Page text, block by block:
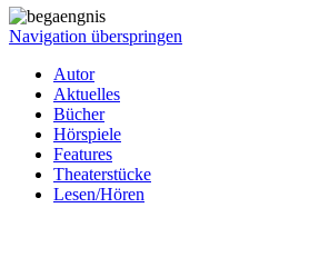
Navigation überspringen
Autor
Aktuelles
Bücher
Hörspiele
Features
Theaterstücke
Lesen/Hören